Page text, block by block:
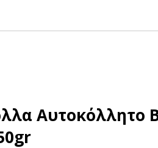
Αυτοκόλλητο